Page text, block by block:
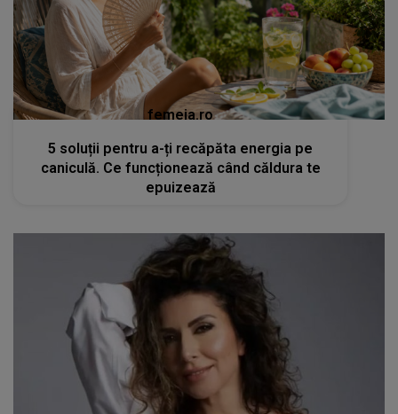
femeia.ro
5 soluții pentru a-ți recăpăta energia pe
caniculă. Ce funcționează când căldura te
epuizează